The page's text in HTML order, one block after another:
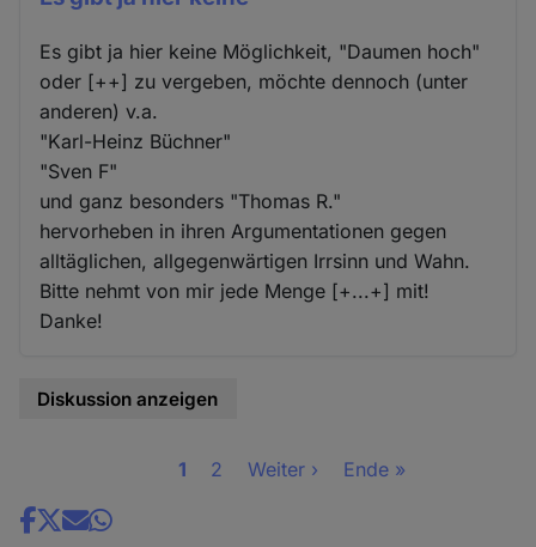
Es gibt ja hier keine Möglichkeit, "Daumen hoch"
oder [++] zu vergeben, möchte dennoch (unter
anderen) v.a.
"Karl-Heinz Büchner"
"Sven F"
und ganz besonders "Thomas R."
hervorheben in ihren Argumentationen gegen
alltäglichen, allgegenwärtigen Irrsinn und Wahn.
Bitte nehmt von mir jede Menge [+...+] mit!
Danke!
Diskussion anzeigen
Seite
1 Seite
2
Nächste
Weiter ›
Letzte
Ende »
Share